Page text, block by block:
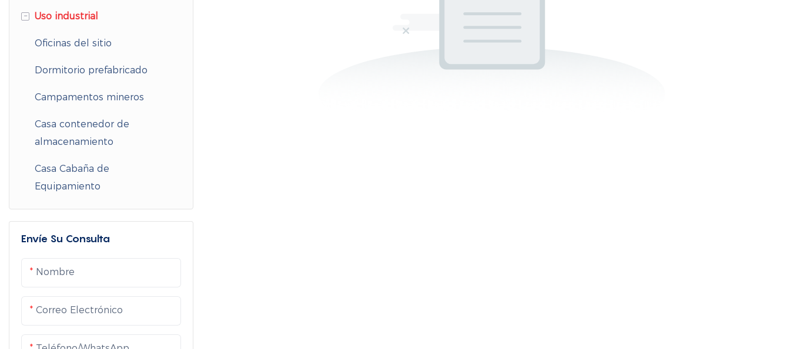
Casas prefabricadas
modulares
Casas pequeñas
desmontable
Edificios comerciales
Cabaña de familia
Cabañas de exposición
hospitales en contenedores
Clínicas móviles
Casas contenedor de
Dormitorio de contenedores
Refugios de emergencia
- Uso industrial
Oficinas del sitio
Dormitorio prefabricado
Campamentos mineros
Casa contenedor de
almacenamiento
Casa Cabaña de
Equipamiento
Envíe Su Consulta
Nombre
Correo Electrónico